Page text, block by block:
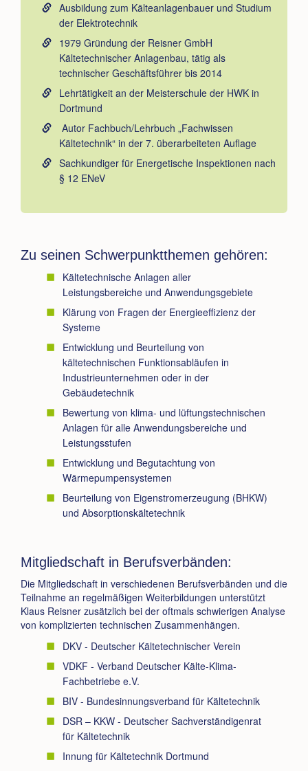
Ausbildung zum Kälteanlagenbauer und Studium
der Elektrotechnik
1979 Gründung der Reisner GmbH
Kältetechnischer Anlagenbau, tätig als
technischer Geschäftsführer bis 2014
Lehrtätigkeit an der Meisterschule der HWK in
Dortmund
Autor Fachbuch/Lehrbuch „Fachwissen
Kältetechnik“ in der 7. überarbeiteten Auflage
Sachkundiger für Energetische Inspektionen nach
§ 12 ENeV
Zu seinen Schwerpunktthemen gehören:
Kältetechnische Anlagen aller
Leistungsbereiche und Anwendungsgebiete
Klärung von Fragen der Energieeffizienz der
Systeme
Entwicklung und Beurteilung von
kältetechnischen Funktionsabläufen in
Industrieunternehmen oder in der
Gebäudetechnik
Bewertung von klima- und lüftungstechnischen
Anlagen für alle Anwendungsbereiche und
Leistungsstufen
Entwicklung und Begutachtung von
Wärmepumpensystemen
Beurteilung von Eigenstromerzeugung (BHKW)
und Absorptionskältetechnik
Mitgliedschaft in Berufsverbänden:
Die Mitgliedschaft in verschiedenen Berufsverbänden und die
Teilnahme an regelmäßigen Weiterbildungen unterstützt
Klaus Reisner zusätzlich bei der oftmals schwierigen Analyse
von komplizierten technischen Zusammenhängen.
DKV - Deutscher Kältetechnischer Verein
VDKF - Verband Deutscher Kälte-Klima-
Fachbetriebe e.V.
BIV - Bundesinnungsverband für Kältetechnik
DSR – KKW - Deutscher Sachverständigenrat
für Kältetechnik
Innung für Kältetechnik Dortmund